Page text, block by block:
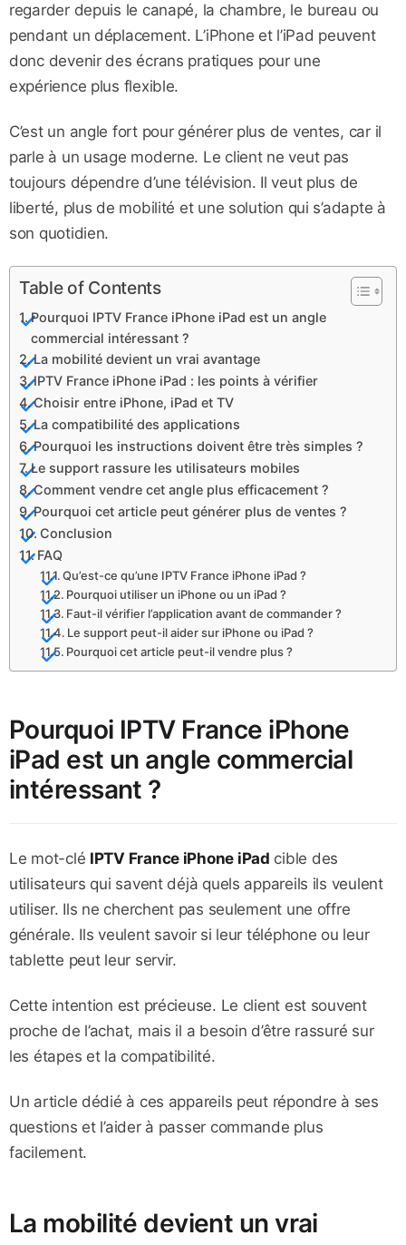
regarder depuis le canapé, la chambre, le bureau ou
pendant un déplacement. L’iPhone et l’iPad peuvent
donc devenir des écrans pratiques pour une
expérience plus flexible.
C’est un angle fort pour générer plus de ventes, car il
parle à un usage moderne. Le client ne veut pas
toujours dépendre d’une télévision. Il veut plus de
liberté, plus de mobilité et une solution qui s’adapte à
son quotidien.
Table of Contents
Pourquoi IPTV France iPhone iPad est un angle
commercial intéressant ?
La mobilité devient un vrai avantage
IPTV France iPhone iPad : les points à vérifier
Choisir entre iPhone, iPad et TV
La compatibilité des applications
Pourquoi les instructions doivent être très simples ?
Le support rassure les utilisateurs mobiles
Comment vendre cet angle plus efficacement ?
Pourquoi cet article peut générer plus de ventes ?
Conclusion
FAQ
Qu’est-ce qu’une IPTV France iPhone iPad ?
Pourquoi utiliser un iPhone ou un iPad ?
Faut-il vérifier l’application avant de commander ?
Le support peut-il aider sur iPhone ou iPad ?
Pourquoi cet article peut-il vendre plus ?
Pourquoi IPTV France iPhone
iPad est un angle commercial
intéressant ?
Le mot-clé IPTV France iPhone iPad cible des
utilisateurs qui savent déjà quels appareils ils veulent
utiliser. Ils ne cherchent pas seulement une offre
générale. Ils veulent savoir si leur téléphone ou leur
tablette peut leur servir.
Cette intention est précieuse. Le client est souvent
proche de l’achat, mais il a besoin d’être rassuré sur
les étapes et la compatibilité.
Un article dédié à ces appareils peut répondre à ses
questions et l’aider à passer commande plus
facilement.
La mobilité devient un vrai